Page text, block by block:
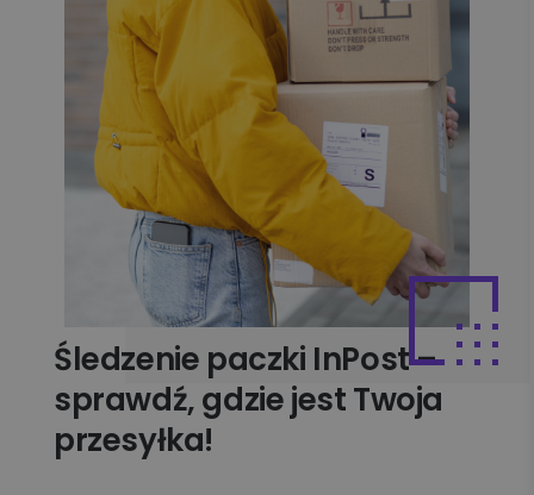
Śledzenie paczki InPost –
sprawdź, gdzie jest Twoja
przesyłka!